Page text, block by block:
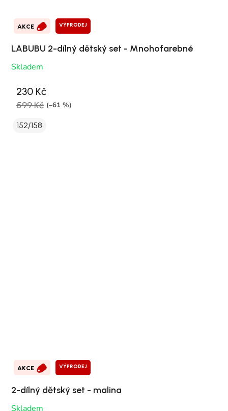
AKCE VÝPRODEJ
LABUBU 2-dílný dětský set - Mnohofarebné
Skladem
230 Kč
599 Kč (–61 %)
152/158
AKCE VÝPRODEJ
2-dílný dětský set - malina
Skladem